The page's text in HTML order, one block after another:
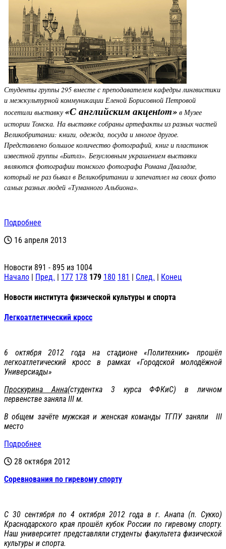
Студенты группы 295 вместе с преподавателем кафедры лингвистики
и межкультурной коммуникации Еленой Борисовной Петровой
посетили выставку«С английским акценtom» в Музее
истории Томска. На выставке собраны артефакты из разных частей
Великобритании: книги, одежда, посуда и многое другое.
Представлено большое количество фотографий, книг и пластинок
известной группы «Битлз». Безусловным украшением выставки
являются фотографии томского фотографа Романа Дваладзе,
который не раз бывал в Великобритании и запечатлел на своих фото
самых разных людей «Туманного Альбиона».
Подробнее
16 апреля 2013
Новости 891 - 895 из 1004
Начало | Пред. | 177 178 179 180 181 | След. | Конец
Новости института физической культуры и спорта
Легкоатлетический кросс
6 октября 2012 года на стадионе «Политехник» прошёл
легкоатлетический кросс в рамках «Городской молодёжной
Универсиады»
Проскурина Анна(студентка 3 курса ФФКиС) в личном
первенстве заняла III м.
В общем зачёте мужская и женская команды ТГПУ заняли III
место
Подробнее
28 октября 2012
Соревнования по гиревому спорту
С 30 сентября по 4 октября 2012 года в г. Анапа (п. Сукко)
Краснодарского края прошёл кубок России по гиревому спорту.
Наш университет представляли студенты факультета физической
культуры и спорта.